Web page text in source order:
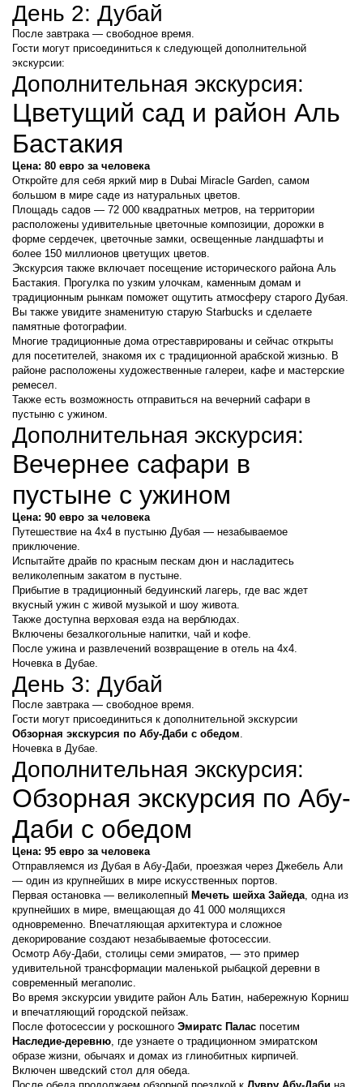
День 2: Дубай
После завтрака — свободное время.
Гости могут присоединиться к следующей дополнительной
экскурсии:
Дополнительная экскурсия:
Цветущий сад и район Аль
Бастакия
Цена: 80 евро за человека
Откройте для себя яркий мир в Dubai Miracle Garden, самом
большом в мире саде из натуральных цветов.
Площадь садов — 72 000 квадратных метров, на территории
расположены удивительные цветочные композиции, дорожки в
форме сердечек, цветочные замки, освещенные ландшафты и
более 150 миллионов цветущих цветов.
Экскурсия также включает посещение исторического района Аль
Бастакия. Прогулка по узким улочкам, каменным домам и
традиционным рынкам поможет ощутить атмосферу старого Дубая.
Вы также увидите знаменитую старую Starbucks и сделаете
памятные фотографии.
Многие традиционные дома отреставрированы и сейчас открыты
для посетителей, знакомя их с традиционной арабской жизнью. В
районе расположены художественные галереи, кафе и мастерские
ремесел.
Также есть возможность отправиться на вечерний сафари в
пустыню с ужином.
Дополнительная экскурсия:
Вечернее сафари в
пустыне с ужином
Цена: 90 евро за человека
Путешествие на 4x4 в пустыню Дубая — незабываемое
приключение.
Испытайте драйв по красным пескам дюн и насладитесь
великолепным закатом в пустыне.
Прибытие в традиционный бедуинский лагерь, где вас ждет
вкусный ужин с живой музыкой и шоу живота.
Также доступна верховая езда на верблюдах.
Включены безалкогольные напитки, чай и кофе.
После ужина и развлечений возвращение в отель на 4x4.
Ночевка в Дубае.
День 3: Дубай
После завтрака — свободное время.
Обзорная экскурсия по Абу-Даби с обедом.
Ночевка в Дубае.
Дополнительная экскурсия:
Обзорная экскурсия по Абу-
Даби с обедом
Цена: 95 евро за человека
Отправляемся из Дубая в Абу-Даби, проезжая через Джебель Али
— один из крупнейших в мире искусственных портов.
Первая остановка — великолепный Мечеть шейха Зайеда, одна из
крупнейших в мире, вмещающая до 41 000 молящихся
одновременно. Впечатляющая архитектура и сложное
декорирование создают незабываемые фотосессии.
Осмотр Абу-Даби, столицы семи эмиратов, — это пример
удивительной трансформации маленькой рыбацкой деревни в
современный мегаполис.
Во время экскурсии увидите район Аль Батин, набережную Корниш
и впечатляющий городской пейзаж.
После фотосессии у роскошного Эмиратс Палас
Наследие-деревню, где узнаете о традиционном эмиратском
образе жизни, обычаях и домах из глинобитных кирпичей.
Включен шведский стол для обеда.